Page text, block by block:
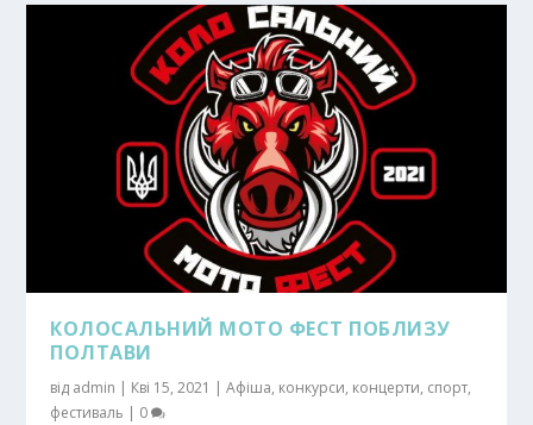
КОЛОСАЛЬНИЙ МОТО ФЕСТ ПОБЛИЗУ
ПОЛТАВИ
від admin | Кві 15, 2021 |Афіша, конкурси, концерти, спорт,
фестиваль | 0